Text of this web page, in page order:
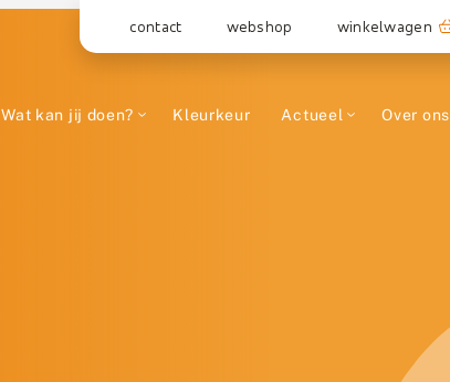
contact webshop winkelwagen
Wat kan jij doen? Kleurkeur Actueel Over ons